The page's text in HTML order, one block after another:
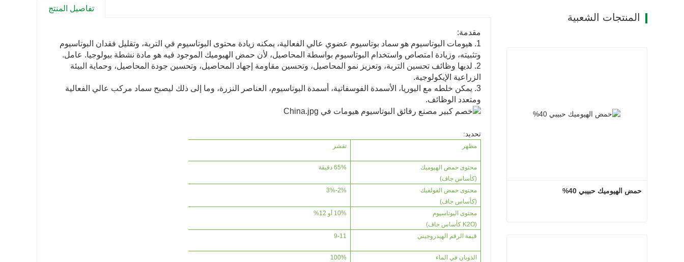
تفاصيل المنتج
مقدمة:
1. هيومات البوتاسيوم هو سماد بوتاسيوم عضوي عالي الفعالية، يمكنه زيادة محتوى البوتاسيوم في التربة، وتقليل فقدان البوتاسيوم
وتثبيته، وزيادة امتصاص واستخدام البوتاسيوم بواسطة المحاصيل، لأن حمض الهيوميك الموجود فيه هو مادة نشطة بيولوجيا. عامل.
2. لديها وظائف تحسين التربة، وتعزيز نمو المحاصيل، وتحسين مقاومة إجهاد المحاصيل، وتحسين جودة المحاصيل، وحماية البيئة
الزراعية الإيكولوجية.
3. يمكن خلطه مع اليوريا، الأسمدة الفوسفاتية، أسمدة البوتاسيوم، العناصر النزرة، وما إلى ذلك ليصبح سماد مركب عالي الفعالية
ومتعدد الوظائف.
تحديد:
مظهر تقشر
محتوى حمض الهيوميك
(كأساس جاف)
65% دقيقة
محتوى حمض الفولفيك
(كأساس جاف)
2%-3%
محتوى البوتاسيوم
(K2O كأساس جاف)
10% أو 12%
قيمة الرقم الهيدروجيني 9-11
الذوبان في الماء 100%
المنتجات الشعبية
حمض الهيوميك حبيبي 40%